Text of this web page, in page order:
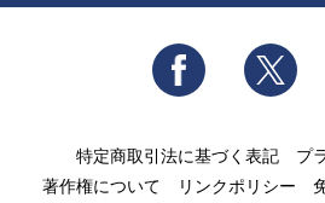
Facebook
特定商取引法に基づく表記
プ
著作権について
リンクポリシー